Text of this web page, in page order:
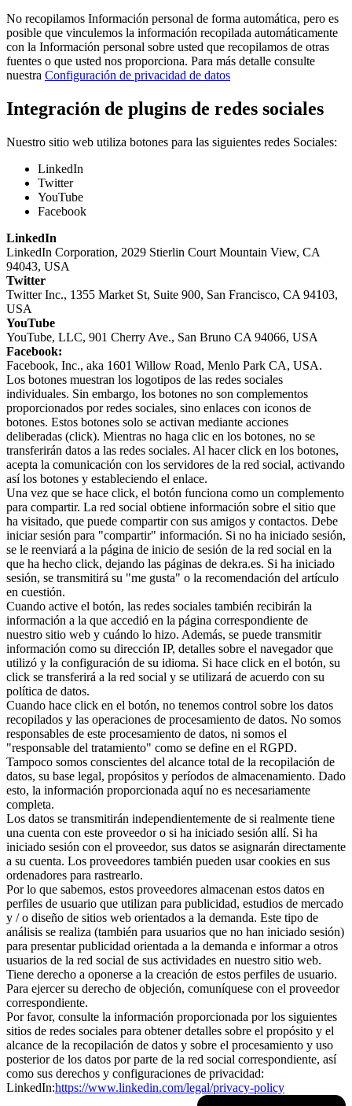
No recopilamos Información personal de forma automática, pero es
posible que vinculemos la información recopilada automáticamente
con la Información personal sobre usted que recopilamos de otras
fuentes o que usted nos proporciona. Para más detalle consulte
nuestra Configuración de privacidad de datos
Integración de plugins de redes sociales
Nuestro sitio web utiliza botones para las siguientes redes Sociales:
LinkedIn
Twitter
YouTube
Facebook
LinkedIn
LinkedIn Corporation, 2029 Stierlin Court Mountain View, CA
94043, USA
Twitter
Twitter Inc., 1355 Market St, Suite 900, San Francisco, CA 94103,
USA
YouTube
YouTube, LLC, 901 Cherry Ave., San Bruno CA 94066, USA
Facebook:
Facebook, Inc., aka 1601 Willow Road, Menlo Park CA, USA.
Los botones muestran los logotipos de las redes sociales
individuales. Sin embargo, los botones no son complementos
proporcionados por redes sociales, sino enlaces con iconos de
botones. Estos botones solo se activan mediante acciones
deliberadas (click). Mientras no haga clic en los botones, no se
transferirán datos a las redes sociales. Al hacer click en los botones,
acepta la comunicación con los servidores de la red social, activando
así los botones y estableciendo el enlace.
Una vez que se hace click, el botón funciona como un complemento
para compartir. La red social obtiene información sobre el sitio que
ha visitado, que puede compartir con sus amigos y contactos. Debe
iniciar sesión para "compartir" información. Si no ha iniciado sesión,
se le reenviará a la página de inicio de sesión de la red social en la
que ha hecho click, dejando las páginas de dekra.es. Si ha iniciado
sesión, se transmitirá su "me gusta" o la recomendación del artículo
en cuestión.
Cuando active el botón, las redes sociales también recibirán la
información a la que accedió en la página correspondiente de
nuestro sitio web y cuándo lo hizo. Además, se puede transmitir
información como su dirección IP, detalles sobre el navegador que
utilizó y la configuración de su idioma. Si hace click en el botón, su
click se transferirá a la red social y se utilizará de acuerdo con su
política de datos.
Cuando hace click en el botón, no tenemos control sobre los datos
recopilados y las operaciones de procesamiento de datos. No somos
responsables de este procesamiento de datos, ni somos el
"responsable del tratamiento" como se define en el RGPD.
Tampoco somos conscientes del alcance total de la recopilación de
datos, su base legal, propósitos y períodos de almacenamiento. Dado
esto, la información proporcionada aquí no es necesariamente
completa.
Los datos se transmitirán independientemente de si realmente tiene
una cuenta con este proveedor o si ha iniciado sesión allí. Si ha
iniciado sesión con el proveedor, sus datos se asignarán directamente
a su cuenta. Los proveedores también pueden usar cookies en sus
ordenadores para rastrearlo.
Por lo que sabemos, estos proveedores almacenan estos datos en
perfiles de usuario que utilizan para publicidad, estudios de mercado
y / o diseño de sitios web orientados a la demanda. Este tipo de
análisis se realiza (también para usuarios que no han iniciado sesión)
para presentar publicidad orientada a la demanda e informar a otros
usuarios de la red social de sus actividades en nuestro sitio web.
Tiene derecho a oponerse a la creación de estos perfiles de usuario.
Para ejercer su derecho de objeción, comuníquese con el proveedor
correspondiente.
Por favor, consulte la información proporcionada por los siguientes
sitios de redes sociales para obtener detalles sobre el propósito y el
alcance de la recopilación de datos y sobre el procesamiento y uso
posterior de los datos por parte de la red social correspondiente, así
como sus derechos y configuraciones de privacidad:
LinkedIn:https://www.linkedin.com/legal/privacy-policy